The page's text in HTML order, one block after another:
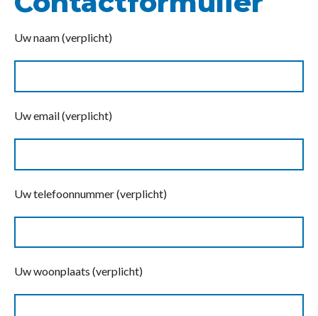
Uw naam (verplicht)
Uw email (verplicht)
Uw telefoonnummer (verplicht)
Uw woonplaats (verplicht)